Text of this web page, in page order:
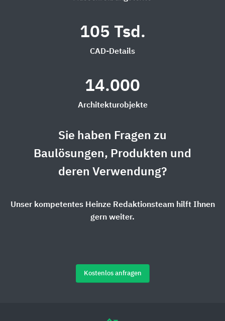
105 Tsd.
CAD-Details
14.000
Architekturobjekte
Sie haben Fragen zu
Baulösungen, Produkten und
deren Verwendung?
Unser kompetentes Heinze Redaktionsteam hilft Ihnen
gern weiter.
Kostenlos anfragen